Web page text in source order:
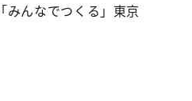
みんなでつくる」東京